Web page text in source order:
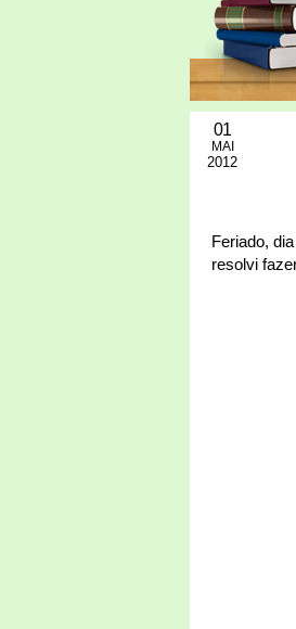
01
MAI
2012
Feriado,
resolvi